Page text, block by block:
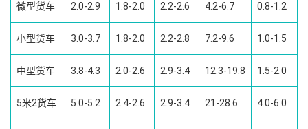
微型货车 2.0-2.9 1.8-2.0 2.2-2.6 4.2-6.7 0.8-1.2
小型货车 3.0-3.7 1.8-2.0 2.2-2.8 7.2-9.6 1.0-1.5
中型货车 3.8-4.3 2.0-2.6 2.9-3.4 12.3-19.8 1.5-2.0
5米2货车 5.0-5.2 2.4-2.6 2.9-3.4 21-28.6 4.0-6.0